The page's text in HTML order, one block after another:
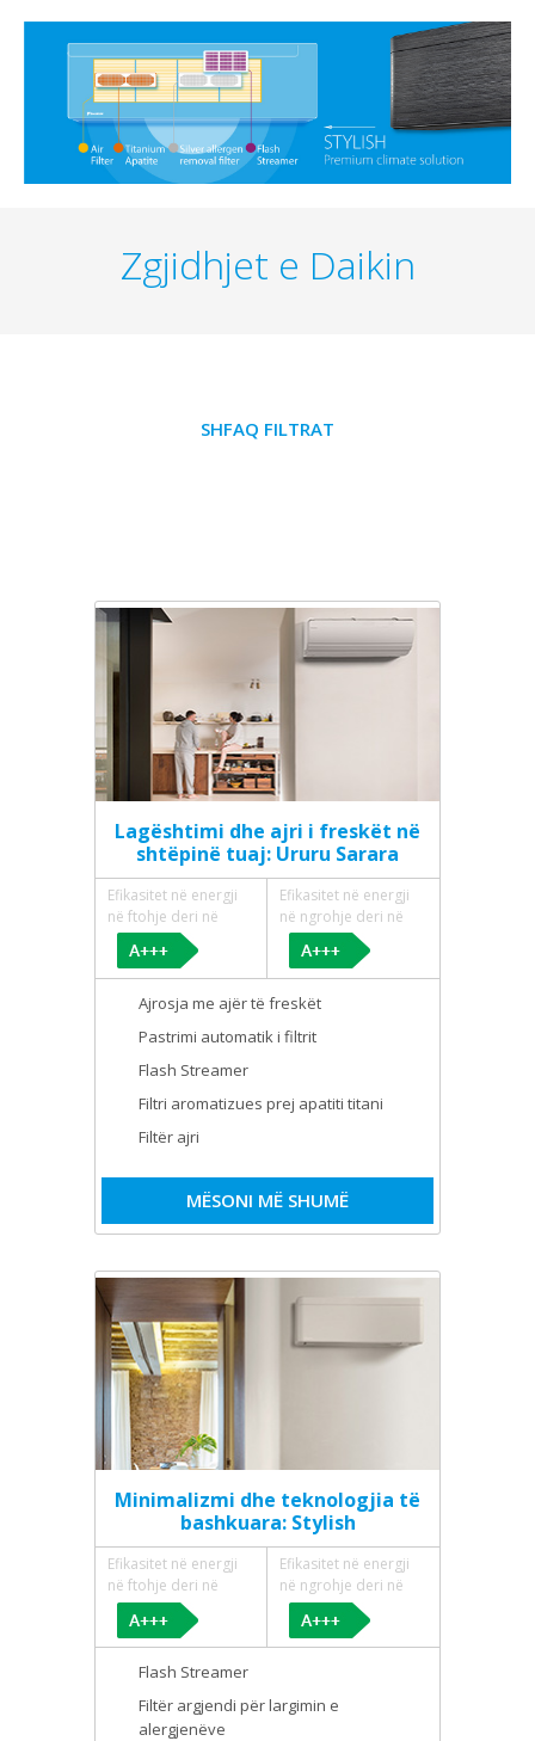
Zgjidhjet e Daikin
SHFAQ FILTRAT
Lagështimi dhe ajri i freskët në
shtëpinë tuaj: Ururu Sarara
Efikasitet në energji
në ftohje deri në
Efikasitet në energji
në ngrohje deri në
Ajrosja me ajër të freskët
Pastrimi automatik i filtrit
Flash Streamer
Filtri aromatizues prej apatiti titani
Filtër ajri
MËSONI MË SHUMË
Minimalizmi dhe teknologjia të
bashkuara: Stylish
Efikasitet në energji
në ftohje deri në
Efikasitet në energji
në ngrohje deri në
Flash Streamer
Filtër argjendi për largimin e
alergjenëve